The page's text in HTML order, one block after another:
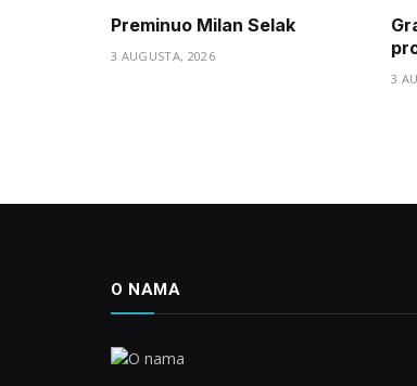
Preminuo Milan Selak
3 AUGUSTA, 2026
3
O NAMA